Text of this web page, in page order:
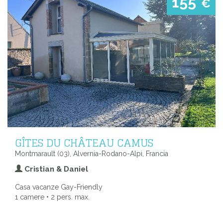
€
GÎTES DU CHÂTEAU CAMUS
Montmarault (03), Alvernia-Rodano-Alpi, Francia
Cristian & Daniel
Casa vacanze Gay-Friendly
1 camere • 2 pers. max.